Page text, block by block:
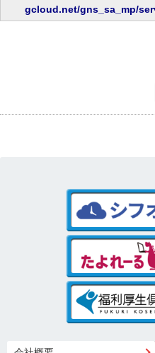
gcloud.net/gns_sa_mp/